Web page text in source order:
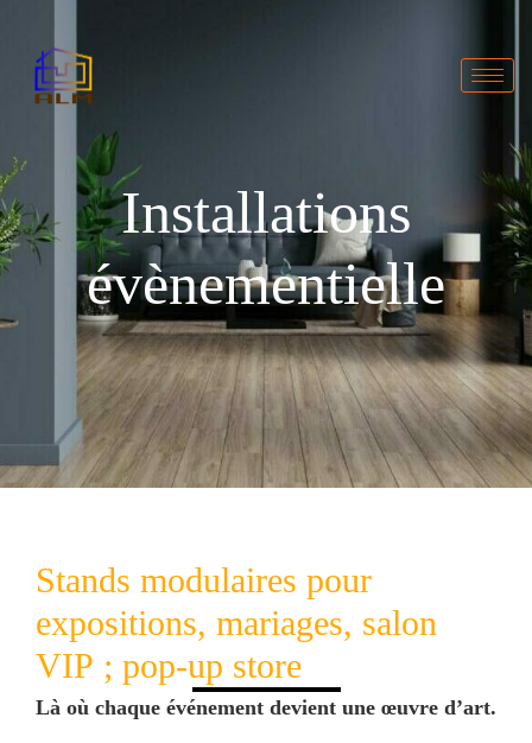
Installations
évènementielle
Stands modulaires pour
expositions, mariages, salon
VIP ; pop-up store
Là où chaque événement devient une œuvre d’art.